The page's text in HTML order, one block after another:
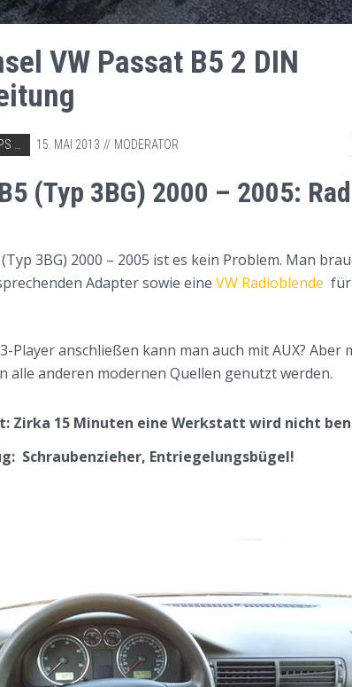
VW Passat B5 2 DIN
15. MAI 2013 MODERATOR
(Typ 3BG) 2000 – 2005:
3BG) 2000 – 2005 ist es kein Problem. Man
Adapter sowie eine VW Radioblende für
Player anschließen kann man auch mit AUX? Aber
alle anderen modernen Quellen genutzt werden.
Zirka 15 Minuten eine Werkstatt wird nicht
Schraubenzieher, Entriegelungsbügel!